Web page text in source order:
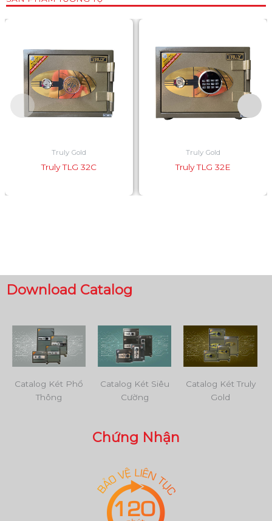
Truly Gold
Truly TLG 32C
Truly Gold
Truly TLG 32E
Download Catalog
Catalog Két Phổ
Thông
Catalog Két Siêu
Cường
Catalog Két Truly
Gold
Chứng Nhận